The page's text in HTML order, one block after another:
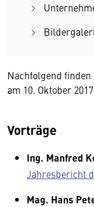
Nachfolgend
am 10. Oktober
Vorträge
Ing. Manfred
Jahresbericht
Mag. Hans